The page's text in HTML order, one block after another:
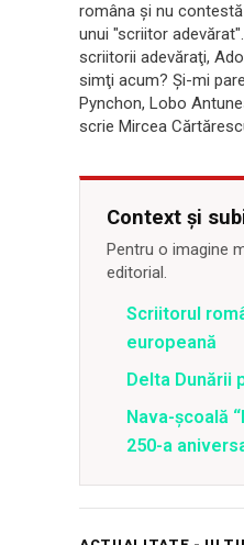
româna şi nu
unui "scriitor
scriitorii adevăraţi,
simţi acum? Şi-mi
Pynchon, Lobo
scrie Mircea
Context și
Pentru o imagine
editorial.
Scriitorul
europeană
Delta Dunării
Nava-școală
250-a